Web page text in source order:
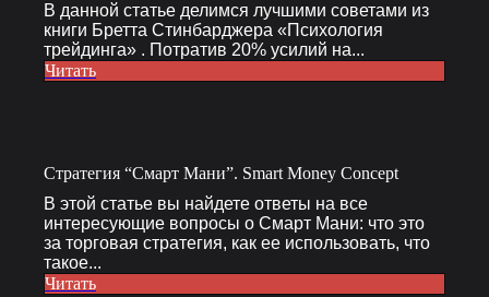
В данной статье делимся лучшими советами из
книги Бретта Стинбарджера «Психология
трейдинга» . Потратив 20% усилий на...
Читать
Cтратегия “Cмарт Мани”. Smart Money Concept
В этой статье вы найдете ответы на все
интересующие вопросы о Смарт Мани: что это
за торговая стратегия, как ее использовать, что
такое...
Читать